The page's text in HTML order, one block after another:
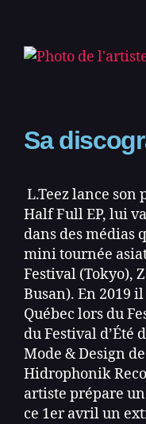
Sa
L.Teez lance son
Half Full EP, lui
dans des médias
mini tournée
Festival (Tokyo),
Busan). En 2019
Québec lors du
du Festival d’Été
Mode & Design
Hidrophonik
artiste prépare
ce 1er avril un